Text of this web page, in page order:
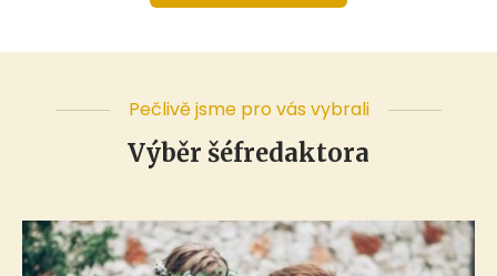
Pečlivě jsme pro vás vybrali
Výběr šéfredaktora